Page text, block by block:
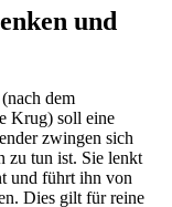
und
dem
Krug) soll eine
zwingen sich
zu tun ist. Sie lenkt
und führt ihn von
Dies gilt für reine